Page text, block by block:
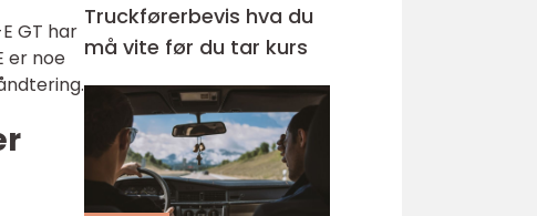
GT har
er noe
Truckførerbevis hva du
må vite før du tar kurs